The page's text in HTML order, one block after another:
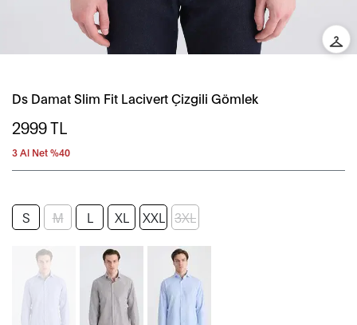
Ds Damat Slim Fit Lacivert Çizgili Gömlek
2999TL
3 Al Net %40
S M L XL XXL 3XL